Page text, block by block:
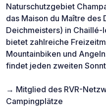
Naturschutzgebiet
das Maison du Maître des
Deichmeisters) in Chaillé-
bietet zahlreiche
Mountainbiken und
findet jeden zweiten
→ Mitglied des RVR-
Campingplätze